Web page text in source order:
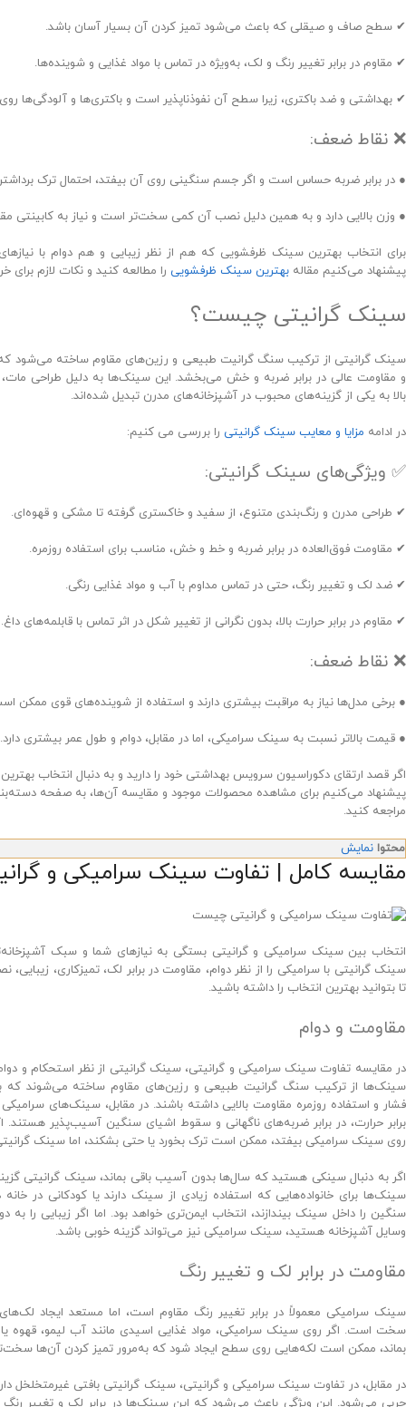
✔ سطح صاف و صیقلی که باعث می‌شود تمیز کردن آن بسیار آسان باشد.
✔ مقاوم در برابر تغییر رنگ و لک، به‌ویژه در تماس با مواد غذایی و شوینده‌ها.
✔ بهداشتی و ضد باکتری، زیرا سطح آن نفوذناپذیر است و باکتری‌ها و آلودگی‌ها
❌ نقاط ضعف:
● در برابر ضربه حساس است و اگر جسم سنگینی روی آن بیفتد، احتمال ترک
● وزن بالایی دارد و به همین دلیل نصب آن کمی سخت‌تر است و نیاز به کابینتی
برای انتخاب بهترین سینک ظرفشویی که هم از نظر زیبایی و هم دوام با
پیشنهاد می‌کنیم مقاله بهترین سینک ظرفشویی را مطالعه کنید و نکات لازم برای
سینک گرانیتی چیست؟
سینک گرانیتی از ترکیب سنگ گرانیت طبیعی و رزین‌های مقاوم ساخته می‌شود که
و مقاومت عالی در برابر ضربه و خش می‌بخشد. این سینک‌ها به دلیل طراحی
بالا به یکی از گزینه‌های محبوب در آشپزخانه‌های مدرن تبدیل شده‌اند.
در ادامه مزایا و معایب سینک گرانیتی را بررسی می کنیم:
✅ ویژگی‌های سینک گرانیتی:
✔ طراحی مدرن و رنگ‌بندی متنوع، از سفید و خاکستری گرفته تا مشکی و قهوه‌ای.
✔ مقاومت فوق‌العاده در برابر ضربه و خط و خش، مناسب برای استفاده روزمره.
✔ ضد لک و تغییر رنگ، حتی در تماس مداوم با آب و مواد غذایی رنگی.
✔ مقاوم در برابر حرارت بالا، بدون نگرانی از تغییر شکل در اثر تماس با قابلمه‌های داغ.
❌ نقاط ضعف:
● برخی مدل‌ها نیاز به مراقبت بیشتری دارند و استفاده از شوینده‌های قوی
● قیمت بالاتر نسبت به سینک سرامیکی، اما در مقابل، دوام و طول عمر بیشتری دارد.
اگر قصد ارتقای دکوراسیون سرویس بهداشتی خود را دارید و به دنبال انتخاب
پیشنهاد می‌کنیم برای مشاهده محصولات موجود و مقایسه آن‌ها، به صفحه
مراجعه کنید.
محتوا نمایش
مقایسه کامل | تفاوت سینک سرامیکی و
انتخاب بین سینک سرامیکی و گرانیتی بستگی به نیازهای شما و سبک
سینک گرانیتی با سرامیکی را از نظر دوام، مقاومت در برابر لک، تمیزکاری،
تا بتوانید بهترین انتخاب را داشته باشید.
مقاومت و دوام
در مقایسه تفاوت سینک سرامیکی و گرانیتی، سینک گرانیتی از نظر استحکام و
سینک‌ها از ترکیب سنگ گرانیت طبیعی و رزین‌های مقاوم ساخته می‌شوند که
فشار و استفاده روزمره مقاومت بالایی داشته باشند. در مقابل، سینک‌های
برابر حرارت، در برابر ضربه‌های ناگهانی و سقوط اشیای سنگین آسیب‌پذیر هستند.
روی سینک سرامیکی بیفتد، ممکن است ترک بخورد یا حتی بشکند، اما سینک
اگر به دنبال سینکی هستید که سال‌ها بدون آسیب باقی بماند، سینک گرانیتی
سینک‌ها برای خانواده‌هایی که استفاده زیادی از سینک دارند یا کودکانی در
سنگین را داخل سینک بیندازند، انتخاب ایمن‌تری خواهد بود. اما اگر زیبایی را
وسایل آشپزخانه هستید، سینک سرامیکی نیز می‌تواند گزینه خوبی باشد.
مقاومت در برابر لک و تغییر رنگ
سینک سرامیکی معمولاً در برابر تغییر رنگ مقاوم است، اما مستعد ایجاد
سخت است. اگر روی سینک سرامیکی، مواد غذایی اسیدی مانند آب لیمو، قهوه
بماند، ممکن است لکه‌هایی روی سطح ایجاد شود که به‌مرور تمیز کردن آن‌ها
در مقابل، در تفاوت سینک سرامیکی و گرانیتی، سینک گرانیتی بافتی غیرمتخلخل
چربی می‌شود. این ویژگی باعث می‌شود که این سینک‌ها در برابر لک و تغییر رنگ